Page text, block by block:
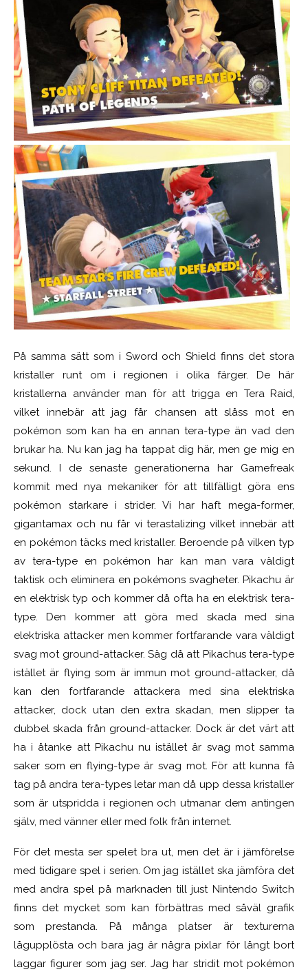
På samma sätt som i Sword och Shield finns det stora
kristaller runt om i regionen i olika färger. De här
kristallerna använder man för att trigga en Tera Raid,
vilket innebär att jag får chansen att slåss mot en
pokémon som kan ha en annan tera-type än vad den
brukar ha. Nu kan jag ha tappat dig här, men ge mig en
sekund. I de senaste generationerna har Gamefreak
kommit med nya mekaniker för att tillfälligt göra ens
pokémon starkare i strider. Vi har haft mega-former,
gigantamax och nu får vi terastalizing vilket innebär att
en pokémon täcks med kristaller. Beroende på vilken typ
av tera-type en pokémon har kan man vara väldigt
taktisk och eliminera en pokémons svagheter. Pikachu är
en elektrisk typ och kommer då ofta ha en elektrisk tera-
type. Den kommer att göra med skada med sina
elektriska attacker men kommer fortfarande vara väldigt
svag mot ground-attacker. Säg då att Pikachus tera-type
istället är flying som är immun mot ground-attacker, då
kan den fortfarande attackera med sina elektriska
attacker, dock utan den extra skadan, men slipper ta
dubbel skada från ground-attacker. Dock är det värt att
ha i åtanke att Pikachu nu istället är svag mot samma
saker som en flying-type är svag mot. För att kunna få
tag på andra tera-types letar man då upp dessa kristaller
som är utspridda i regionen och utmanar dem antingen
själv, med vänner eller med folk från internet.
För det mesta ser spelet bra ut, men det är i jämförelse
med tidigare spel i serien. Om jag istället ska jämföra det
med andra spel på marknaden till just Nintendo Switch
finns det mycket som kan förbättras med såväl grafik
som prestanda. På många platser är texturerna
lågupplösta och bara jag är några pixlar för långt bort
laggar figurer som jag ser. Jag har stridit mot pokémon